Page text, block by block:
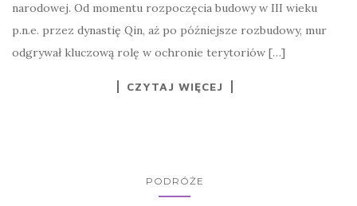
narodowej. Od momentu rozpoczęcia budowy w III wieku
p.n.e. przez dynastię Qin, aż po późniejsze rozbudowy, mur
odgrywał kluczową rolę w ochronie terytoriów […]
CZYTAJ WIĘCEJ
PODRÓŻE